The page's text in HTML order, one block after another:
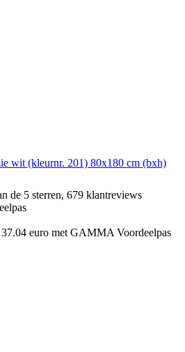
wit (kleurnr. 201) 80x180 cm (bxh)
de 5 sterren, 679 klantreviews
euro met GAMMA Voordeelpas